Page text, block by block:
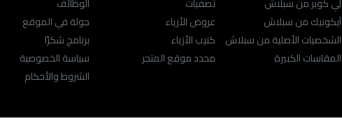
آيكونيك من سبلاش
الشخصيات الأصلية من سبلاش
المقاسات الكبيرة
عروض الأزياء
كتيب الأزياء
محدد موقع المتجر
جولة في الموقع
برنامج شكرًا
سياسة الخصوصية
الشروط والأحكام